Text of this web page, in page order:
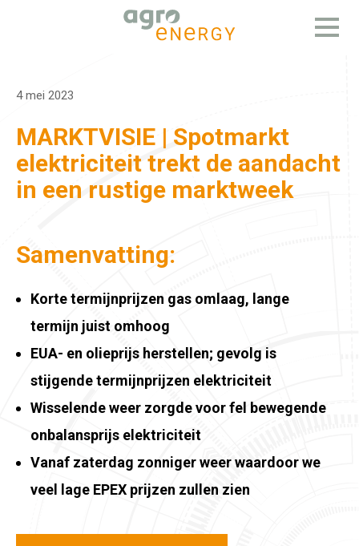
Open
MARKTVISIE | Spotmarkt
elektriciteit trekt de aandacht
in een rustige marktweek
4 mei 2023
Samenvatting:
Korte termijnprijzen gas omlaag, lange
termijn juist omhoog
EUA- en olieprijs herstellen; gevolg is
stijgende termijnprijzen elektriciteit
Wisselende weer zorgde voor fel bewegende
onbalansprijs elektriciteit
Vanaf zaterdag zonniger weer waardoor we
veel lage EPEX prijzen zullen zien